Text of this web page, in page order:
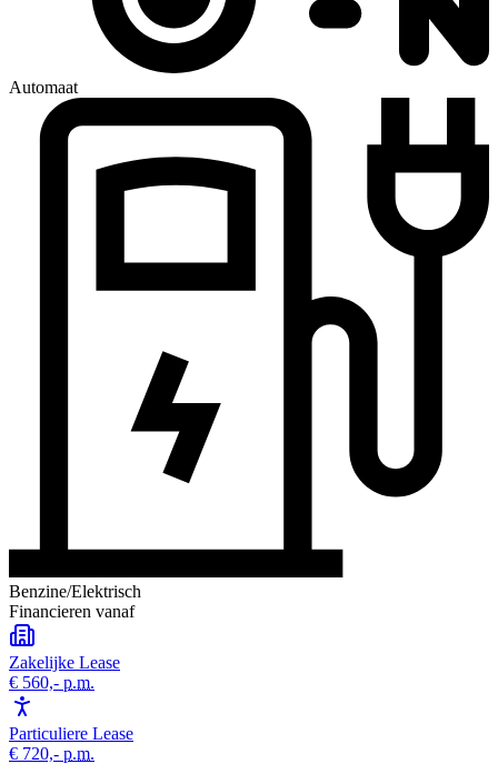
Automaat
Benzine/Elektrisch
Financieren vanaf
Zakelijke Lease
€ 560,- p.m.
Particuliere Lease
€ 720,- p.m.